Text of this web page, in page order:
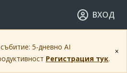
ВХОД
×
5-дневно AI
Регистрация тук.